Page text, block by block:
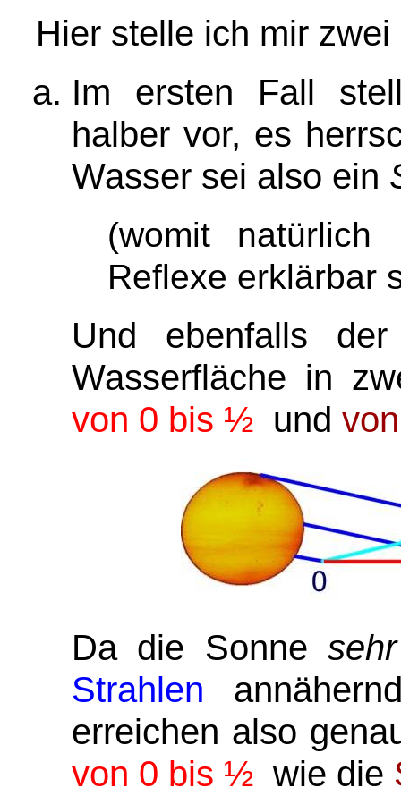
Hier stelle ich mir
Im ersten Fall
halber vor, es
Wasser sei also ein
(womit
Reflexe erklärbar
Und ebenfalls
Wasserfläche in
von 0 bis ½ und
Da die Sonne
Strahlen
erreichen also
von 0 bis ½ wie die